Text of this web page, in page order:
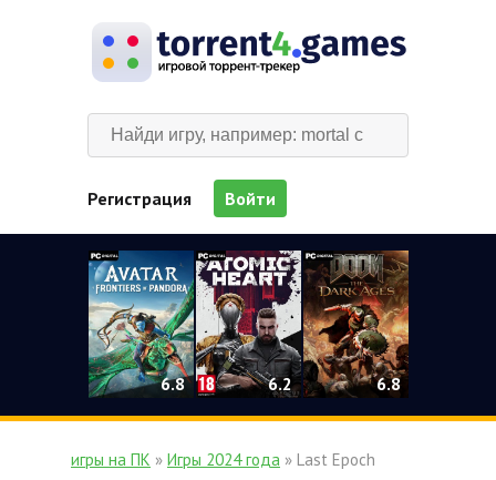
Регистрация Войти
6.8 6.2 6.8
игры на ПК » Игры 2024 года » Last Epoch